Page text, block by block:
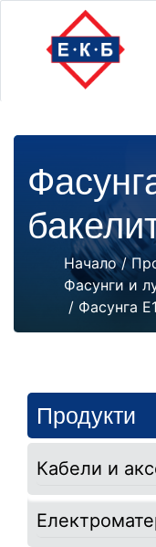
Начало/
Фасунги и
/ Фасунга
Продукти
Кабели и